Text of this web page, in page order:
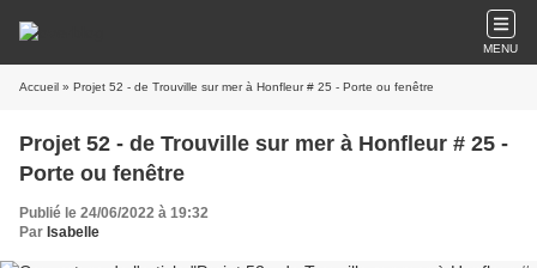
MENU
Accueil » Projet 52 - de Trouville sur mer à Honfleur # 25 - Porte ou fenêtre
Projet 52 - de Trouville sur mer à Honfleur # 25 -
Porte ou fenêtre
Publié le 24/06/2022 à 19:32
Par Isabelle